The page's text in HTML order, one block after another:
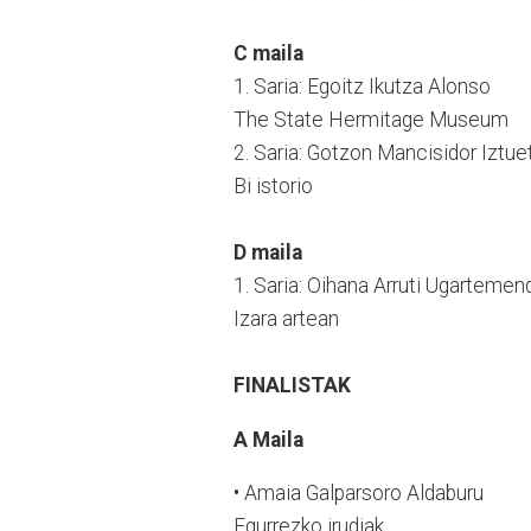
C maila
1. Saria: Egoitz Ikutza Alonso
The State Hermitage Museum
2. Saria: Gotzon Mancisidor
Bi istorio
D maila
1. Saria: Oihana Arruti
Izara artean
FINALISTAK
A Maila
• Amaia Galparsoro Aldaburu